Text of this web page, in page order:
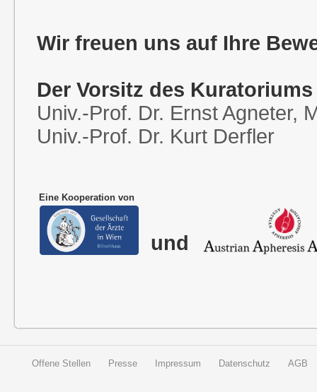
Wir freuen uns auf Ihre
Der Vorsitz des Kuratoriums
Univ.-Prof. Dr. Ernst Agneter,
Univ.-Prof. Dr. Kurt Derfler
Eine Kooperation von
und
Offene Stellen Presse Impressum Datenschutz AGB